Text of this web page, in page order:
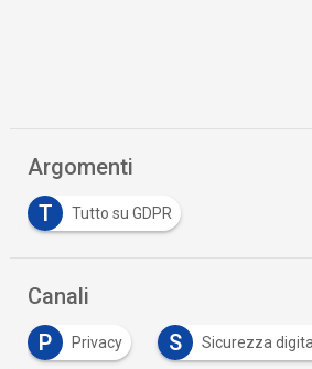
Argomenti
T
Tutto su GDPR
Canali
P
Privacy S Sicurezza